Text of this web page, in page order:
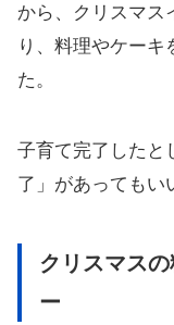
から、クリスマス
り、料理やケーキ
た。
子育て完了したと
了」があってもい
クリスマス
ー